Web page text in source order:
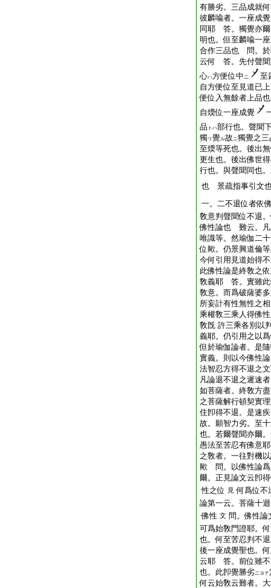
有勝劣。三品成就
彼麟喩者。一座成
同耶 答。獨覺亦爾
明也。但至麟喩一
合作三品也 問。於
云何 答。先付聲聞
心ハ方便位中ニ
至
自方便位至見道已
便位入無餘者上品
自煗位一座成覺
品 トハ部行也。聲聞
獨 リ 覺ル故ニ獨覺之
至煗等死也。後出
更生也。後出佛世
行也。與聲聞同也
也 景疏指事引文
一。二不退位者依
敎意判聲聞位不退
佛性論也 難云。凡
唯識等。然瑜伽二
位歟。仍景興道倫
今何引用見道始得
此佛性論是終敎之
敎義耶 答。實雖此
敎意。而爲破薩婆
所妄計有性無性之
乘權敎三乘人得佛
敎旣 許三乘各別以
義耶。仍引用之以
但於瑜伽論者。是
實義。則以今佛性
法智忍方得不退之
凡論退不退之遲速
如菩薩者。終敎方
之菩薩解行頓契實
住卽得不退。是速
故。願智力劣。至
也。若爾聲聞亦爾
愚法至苦忍有佛意
之敎者。一往對機
歟 問。以佛性論爲
爾。正見論文云卽
性之位
見 何爲位
論第一云。菩薩十
佛性 文 問。佛性論
可爲始敎門證耶。
也。何至苦忍判不
後一座成覺聖也。
云耶 答。前位雖不
也。此卽覺勝劣ニヨテ
何云始敎云難者。